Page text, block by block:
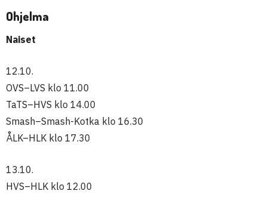
Ohjelma
Naiset
12.10.
OVS–LVS klo 11.00
TaTS–HVS klo 14.00
Smash–Smash-Kotka klo 16.30
ÅLK–HLK klo 17.30
13.10.
HVS–HLK klo 12.00